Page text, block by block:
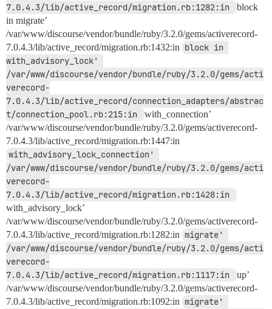
7.0.4.3/lib/active_record/migration.rb:1282:in
block
in migrate’
/var/www/discourse/vendor/bundle/ruby/3.2.0/gems/activerecord-
7.0.4.3/lib/active_record/migration.rb:1432:in block in
with_advisory_lock'
/var/www/discourse/vendor/bundle/ruby/3.2.0/gems/acti
verecord-
7.0.4.3/lib/active_record/connection_adapters/abstrac
t/connection_pool.rb:215:in
with_connection’
/var/www/discourse/vendor/bundle/ruby/3.2.0/gems/activerecord-
7.0.4.3/lib/active_record/migration.rb:1447:in
with_advisory_lock_connection'
/var/www/discourse/vendor/bundle/ruby/3.2.0/gems/acti
verecord-
with_advisory_lock’
/var/www/discourse/vendor/bundle/ruby/3.2.0/gems/activerecord-
7.0.4.3/lib/active_record/migration.rb:1282:in migrate'
/var/www/discourse/vendor/bundle/ruby/3.2.0/gems/acti
verecord-
7.0.4.3/lib/active_record/migration.rb:1117:in
up’
/var/www/discourse/vendor/bundle/ruby/3.2.0/gems/activerecord-
7.0.4.3/lib/active_record/migration.rb:1092:in migrate'